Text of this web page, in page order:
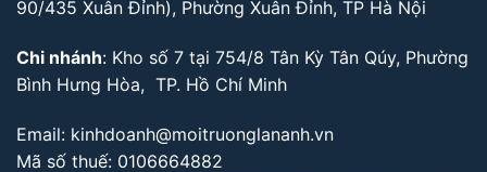
90/435 Xuân Đỉnh), Phường Xuân Đỉnh, TP Hà Nội
Chi nhánh: Kho số 7 tại 754/8 Tân Kỳ Tân Qúy, Phường
Bình Hưng Hòa, TP. Hồ Chí Minh
Email: kinhdoanh@moitruonglananh.vn
Mã số thuế: 0106664882